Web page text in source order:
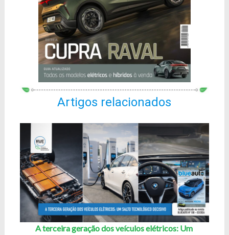
Artigos relacionados
A terceira geração dos veículos elétricos: Um